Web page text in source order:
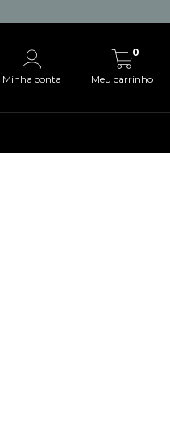
Minha conta Meu carrinho
0